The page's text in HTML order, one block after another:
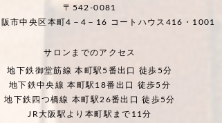
〒542-0081
阪市中央区本町4－4－16 コートハウス416・1001
サロンまでのアクセス
地下鉄御堂筋線 本町駅5番出口 徒歩5分
地下鉄中央線 本町駅18番出口 徒歩5分
地下鉄四つ橋線 本町駅26番出口 徒歩5分
JR大阪駅より本町駅まで11分